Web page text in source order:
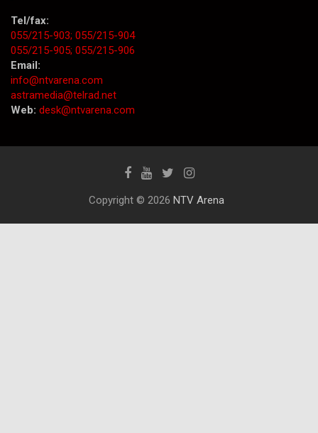
Tel/fax:
055/215-903; 055/215-904
055/215-905; 055/215-906
Email:
info@ntvarena.com
astramedia@telrad.net
Web: desk@ntvarena.com
Copyright © 2026 NTV Arena